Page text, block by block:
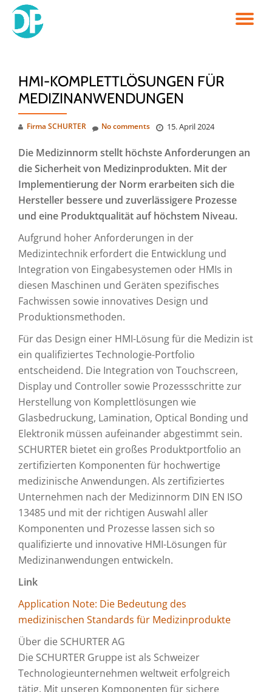
Skip
HMI-KOMPLETTLÖSUNGEN FÜR
MEDIZINANWENDUNGEN
Firma SCHURTER 15. April 2024
No comments
Die Medizinnorm stellt höchste Anforderungen an
die Sicherheit von Medizinprodukten. Mit der
Implementierung der Norm erarbeiten sich die
Hersteller bessere und zuverlässigere Prozesse
und eine Produktqualität auf höchstem Niveau.
Aufgrund hoher Anforderungen in der
Medizintechnik erfordert die Entwicklung und
Integration von Eingabesystemen oder HMIs in
diesen Maschinen und Geräten spezifisches
Fachwissen sowie innovatives Design und
Produktionsmethoden.
Für das Design einer HMI-Lösung für die Medizin ist
ein qualifiziertes Technologie-Portfolio
entscheidend. Die Integration von Touchscreen,
Display und Controller sowie Prozessschritte zur
Herstellung von Komplettlösungen wie
Glasbedruckung, Lamination, Optical Bonding und
Elektronik müssen aufeinander abgestimmt sein.
SCHURTER bietet ein großes Produktportfolio an
zertifizierten Komponenten für hochwertige
medizinische Anwendungen. Als zertifiziertes
Unternehmen nach der Medizinnorm DIN EN ISO
13485 und mit der richtigen Auswahl aller
Komponenten und Prozesse lassen sich so
qualifizierte und innovative HMI-Lösungen für
Medizinanwendungen entwickeln.
Link
Application Note: Die Bedeutung des
medizinischen Standards für Medizinprodukte
Über die SCHURTER AG
Die SCHURTER Gruppe ist als Schweizer
Technologieunternehmen weltweit erfolgreich
tätig. Mit unseren Komponenten für sichere